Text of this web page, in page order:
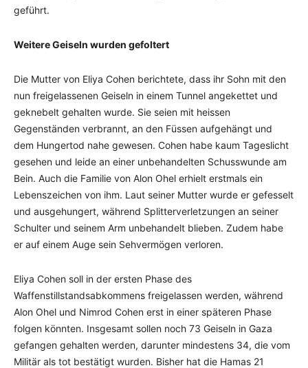
geführt.
Weitere Geiseln wurden gefoltert
Die Mutter von Eliya Cohen berichtete, dass ihr Sohn mit den
nun freigelassenen Geiseln in einem Tunnel angekettet und
geknebelt gehalten wurde. Sie seien mit heissen
Gegenständen verbrannt, an den Füssen aufgehängt und
dem Hungertod nahe gewesen. Cohen habe kaum Tageslicht
gesehen und leide an einer unbehandelten Schusswunde am
Bein. Auch die Familie von Alon Ohel erhielt erstmals ein
Lebenszeichen von ihm. Laut seiner Mutter wurde er gefesselt
und ausgehungert, während Splitterverletzungen an seiner
Schulter und seinem Arm unbehandelt blieben. Zudem habe
er auf einem Auge sein Sehvermögen verloren.
Eliya Cohen soll in der ersten Phase des
Waffenstillstandsabkommens freigelassen werden, während
Alon Ohel und Nimrod Cohen erst in einer späteren Phase
folgen könnten. Insgesamt sollen noch 73 Geiseln in Gaza
gefangen gehalten werden, darunter mindestens 34, die vom
Militär als tot bestätigt wurden. Bisher hat die Hamas 21